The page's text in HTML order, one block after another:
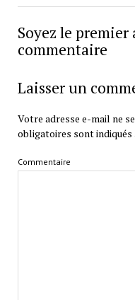
Soyez le premier
commentaire
Laisser un
Votre adresse e-mail ne
obligatoires sont indiqués
Commentaire